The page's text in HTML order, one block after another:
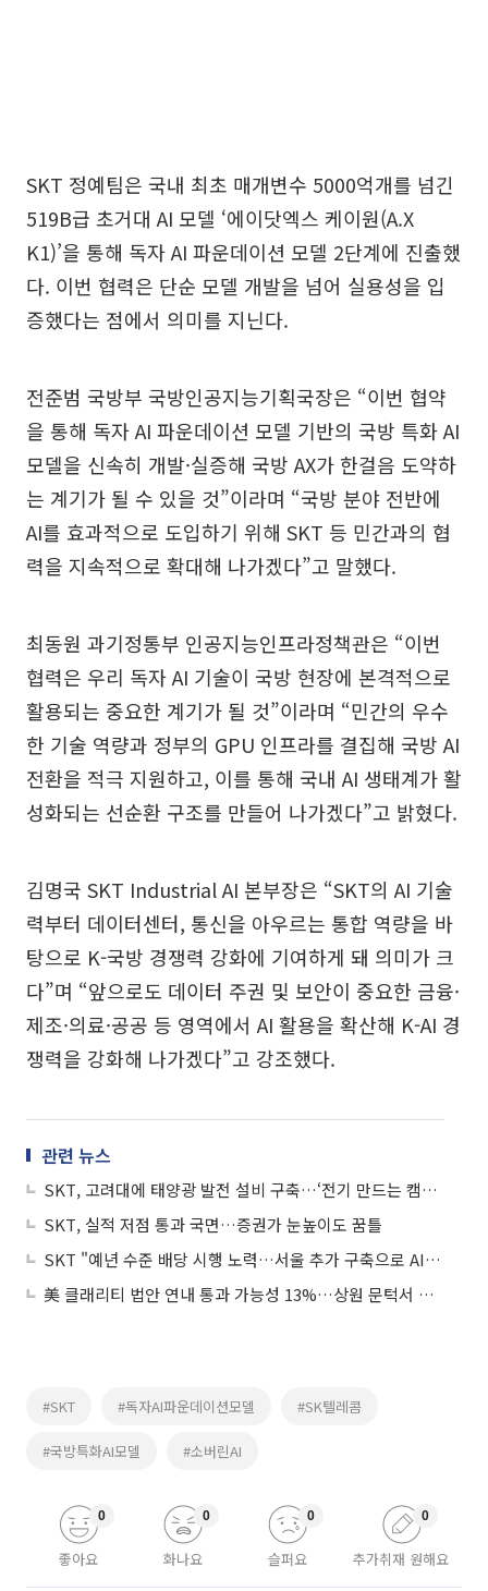
SKT 정예팀은 국내 최초 매개변수 5000억개를 넘긴
519B급 초거대 AI 모델 ‘에이닷엑스 케이원(A.X
K1)’을 통해 독자 AI 파운데이션 모델 2단계에 진출했
다. 이번 협력은 단순 모델 개발을 넘어 실용성을 입
증했다는 점에서 의미를 지닌다.
전준범 국방부 국방인공지능기획국장은 “이번 협약
을 통해 독자 AI 파운데이션 모델 기반의 국방 특화 AI
모델을 신속히 개발·실증해 국방 AX가 한걸음 도약하
는 계기가 될 수 있을 것”이라며 “국방 분야 전반에
AI를 효과적으로 도입하기 위해 SKT 등 민간과의 협
력을 지속적으로 확대해 나가겠다”고 말했다.
최동원 과기정통부 인공지능인프라정책관은 “이번
협력은 우리 독자 AI 기술이 국방 현장에 본격적으로
활용되는 중요한 계기가 될 것”이라며 “민간의 우수
한 기술 역량과 정부의 GPU 인프라를 결집해 국방 AI
전환을 적극 지원하고, 이를 통해 국내 AI 생태계가 활
성화되는 선순환 구조를 만들어 나가겠다”고 밝혔다.
김명국 SKT Industrial AI 본부장은 “SKT의 AI 기술
력부터 데이터센터, 통신을 아우르는 통합 역량을 바
탕으로 K-국방 경쟁력 강화에 기여하게 돼 의미가 크
다”며 “앞으로도 데이터 주권 및 보안이 중요한 금융·
제조·의료·공공 등 영역에서 AI 활용을 확산해 K-AI 경
쟁력을 강화해 나가겠다”고 강조했다.
관련 뉴스
SKT, 고려대에 태양광 발전 설비 구축…‘전기 만드는 캠퍼스’ 구현
SKT, 실적 저점 통과 국면…증권가 눈높이도 꿈틀
SKT "예년 수준 배당 시행 노력…서울 추가 구축으로 AIDC 스케일업"
美 클래리티 법안 연내 통과 가능성 13%…상원 문턱서 제동
#SKT #독자AI파운데이션모델 #SK텔레콤
#국방특화AI모델 #소버린AI
좋아요
0
화나요
0
슬퍼요
0
추가취재 원해요
0